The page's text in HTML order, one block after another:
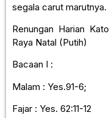
segala carut marutnya.
Renungan Harian
Raya Natal (Putih)
Bacaan I :
Malam : Yes.91-6;
Fajar : Yes. 62:11-12